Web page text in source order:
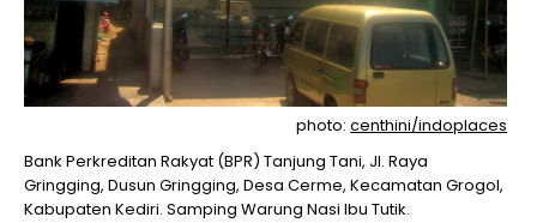
photo:centhini/indoplaces
Bank Perkreditan Rakyat (BPR) Tanjung Tani, Jl. Raya
Gringging, Dusun Gringging, Desa Cerme, Kecamatan Grogol,
Kabupaten Kediri. Samping Warung Nasi Ibu Tutik.